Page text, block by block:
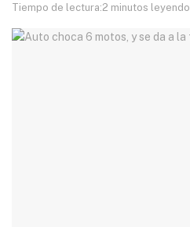
Tiempo de lectura:2 minutos leyendo